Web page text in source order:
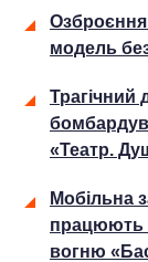
Озброєння
модель
Трагічний
«Театр.
Мобільна
працюють
вогню